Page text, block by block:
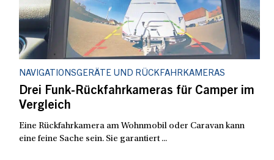
NAVIGATIONSGERÄTE UND RÜCKFAHRKAMERAS
Drei Funk-Rückfahrkameras für Camper im
Vergleich
Eine Rückfahrkamera am Wohnmobil oder Caravan kann
eine feine Sache sein. Sie garantiert ...